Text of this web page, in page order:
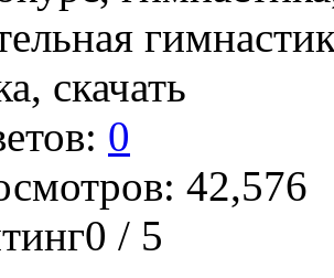
0
42,576
/ 5